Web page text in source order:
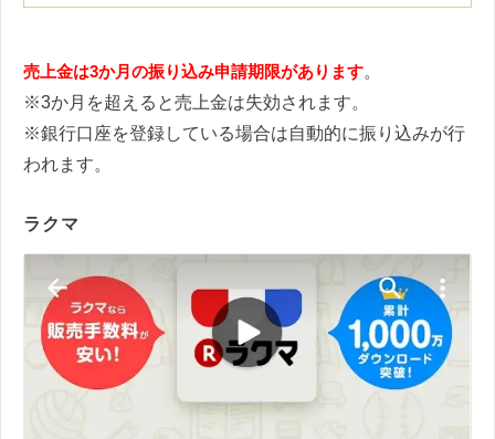
売上金は3か月の振り込み申請期限があります。
※3か月を超えると売上金は失効されます。
※銀行口座を登録している場合は自動的に振り込みが行
われます。
ラクマ